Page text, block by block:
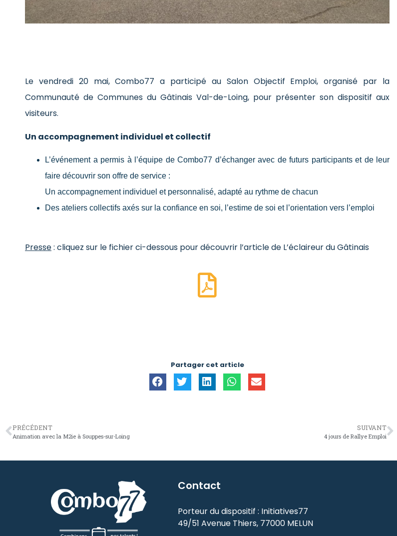
Le vendredi 20 mai, Combo77 a participé au Salon Objectif Emploi, organisé par la
Communauté de Communes du Gâtinais Val-de-Loing, pour présenter son dispositif aux
visiteurs.
Un accompagnement individuel et collectif
L’événement a permis à l’équipe de Combo77 d’échanger avec de futurs participants et de leur
faire découvrir son offre de service :
Un accompagnement individuel et personnalisé, adapté au rythme de chacun
Des ateliers collectifs axés sur la confiance en soi, l’estime de soi et l’orientation vers l’emploi
Presse: cliquez sur le fichier ci-dessous pour découvrir l’article de L’éclaireur du Gâtinais
Partager cet article
PRÉCÉDENT
Animation avec la M2ie à Souppes-sur-Loing
SUIVANT
4 jours de Rallye Emploi
Contact
Porteur du dispositif : Initiatives77
49/51 Avenue Thiers, 77000 MELUN